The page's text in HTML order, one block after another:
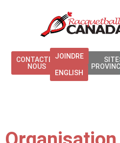
CONTACTEZ
NOUS
JOINDRE
ENGLISH
SITES